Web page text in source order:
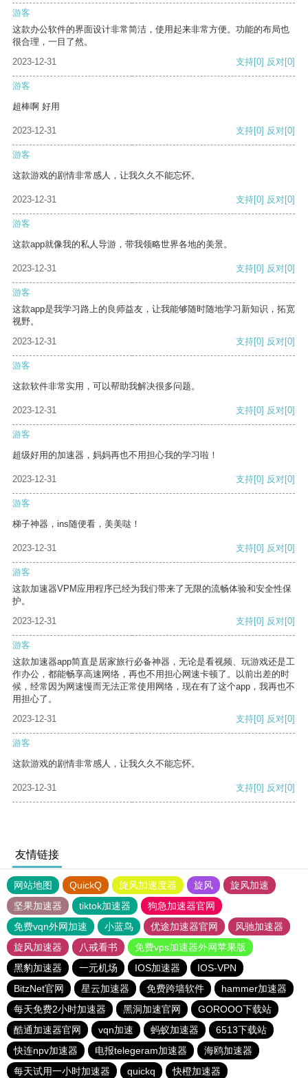
游客
这款办公软件的界面设计非常简洁，使用起来非常方便。功能的布局也
很合理，一目了然。
2023-12-31
支持[0] 反对[0]
游客
超棒啊 好用
2023-12-31 支持[0] 反对[0]
游客
这款游戏的剧情非常感人，让我久久不能忘怀。
2023-12-31 支持[0] 反对[0]
游客
这款app就像我的私人导游，带我领略世界各地的美景。
2023-12-31 支持[0] 反对[0]
游客
这款app是我学习路上的良师益友，让我能够随时随地学习新知识，拓宽
视野。
2023-12-31
支持[0] 反对[0]
游客
这款软件非常实用，可以帮助我解决很多问题。
2023-12-31 支持[0] 反对[0]
游客
超级好用的加速器，妈妈再也不用担心我的学习啦！
2023-12-31 支持[0] 反对[0]
游客
梯子神器，ins随便看，美美哒！
2023-12-31 支持[0] 反对[0]
游客
这款加速器VPM应用程序已经为我们带来了无限的流畅体验和安全性保
护。
2023-12-31
支持[0] 反对[0]
游客
这款加速器app简直是居家旅行必备神器，无论是看视频、玩游戏还是工
作办公，都能畅享高速网络，再也不用担心网速卡顿了。以前出差的时
候，经常因为网速慢而无法正常使用网络，现在有了这个app，我再也不
用担心了。
2023-12-31
支持[0] 反对[0]
游客
这款游戏的剧情非常感人，让我久久不能忘怀。
2023-12-31 支持[0] 反对[0]
友情链接
网站地图 QuickQ 旋风加速度器 旋风
旋风加速
坚果加速器
tiktok加速器
狗急加速器官网
免费vqn外网加速
小蓝鸟 优途加速器官网
风驰加速器
旋风加速器
八戒看书
免费vps加速器外网苹果版
黑豹加速器
一元机场 IOS加速器
IOS-VPN
BitzNet官网
星云加速器 免费跨墙软件
hammer加速器
每天免费2小时加速器
黑洞加速官网
GOROOO下载站
酷通加速器官网
vqn加速 蚂蚁加速器
6513下载站
快连npv加速器
电报telegeram加速器
海鸥加速器
每天试用一小时加速器
quickq 快橙加速器